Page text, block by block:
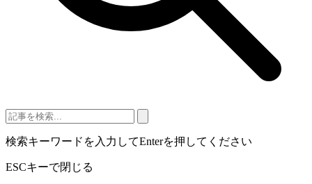
検索キーワードを入力してEnterを押してください
ESCキーで閉じる